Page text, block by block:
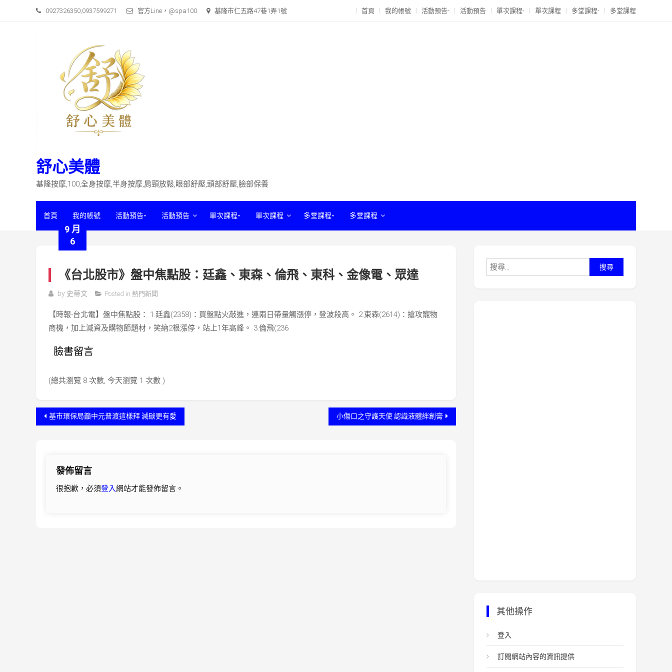
0927326350,0937599271 官方Line，@spa100 基隆市仁五路47巷1弄1號 首頁 我的帳號 活動預告- 活動預告 單次課程- 單次課程 多堂課程- 多堂課程
舒心美體
基隆按摩,100,全身按摩,半身按摩,肩頸放鬆,眼部舒壓,頭部舒壓,臉部保養
首頁 我的帳號 活動預告- 活動預告 單次課程- 單次課程 多堂課程- 多堂課程
9 月
6
《台北股市》盤中焦點股：廷鑫、東森、倫飛、東科、金像電、眾達
by 史蒂文 Posted in 熱門新聞
【時報-台北電】盤中焦點股： 1.廷鑫(2358)：買盤點火敲進，連兩日帶量觸漲停，登波段高。 2.東森(2614)：搶攻寵物
商機，加上減資及購物節題材，笑納2根漲停，站上1年高峰。 3.倫飛(236
臉書留言
(總共瀏覽 8 次數, 今天瀏覽 1 次數 )
文基市環保局籲中元普渡這樣拜 減碳更有愛 小傷口之守護天使 認識液體絆創膏
發佈留言
很抱歉，必須登入網站才能發佈留言。
尋
其他操作
登入
訂閱網站內容的資訊提供